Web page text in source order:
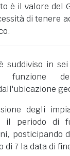
è il valore del
di tenere
suddiviso in sei
dei
degli
il periodo di
posticipando
di 7 la data di